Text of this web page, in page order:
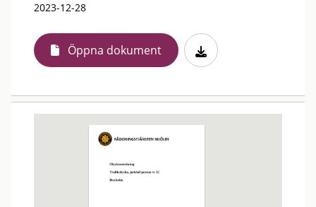
2023-12-28
Öppna dokument